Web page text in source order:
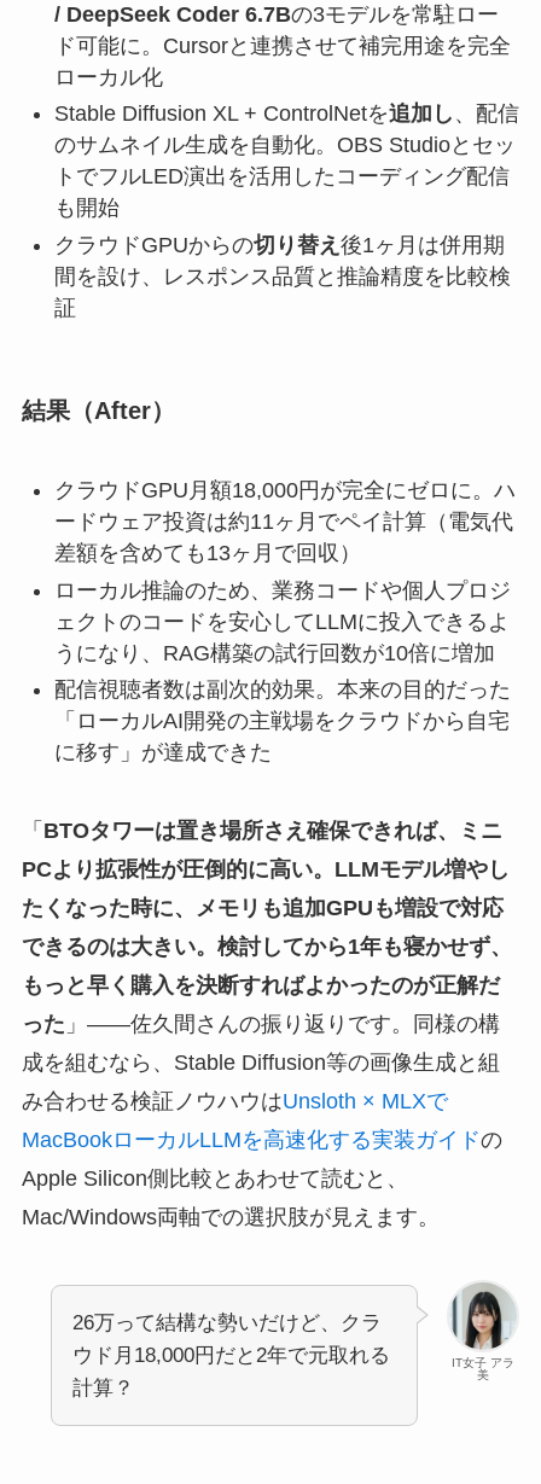
/ DeepSeek Coder 6.7Bの3モデルを常駐ロー
ド可能に。Cursorと連携させて補完用途を完全
ローカル化
Stable Diffusion XL + ControlNetを追加し 、配信
のサムネイル生成を自動化。OBS Studioとセッ
トでフルLED演出を活用したコーディング配信
も開始
クラウドGPUからの切り替え 後1ヶ月は併用期
間を設け、レスポンス品質と推論精度を比較検
証
結果（After）
クラウドGPU月額18,000円が完全にゼロに。ハ
ードウェア投資は約11ヶ月でペイ計算（電気代
差額を含めても13ヶ月で回収）
ローカル推論のため、業務コードや個人プロジ
ェクトのコードを安心してLLMに投入できるよ
うになり、RAG構築の試行回数が10倍に増加
配信視聴者数は副次的効果。本来の目的だった
「ローカルAI開発の主戦場をクラウドから自宅
に移す」が達成できた
「 BTOタワーは置き場所さえ確保できれば、ミニ
PCより拡張性が圧倒的に高い。LLMモデル増やし
たくなった時に、メモリも追加GPUも増設で対応
できるのは大きい。検討してから1年も寝かせず、
もっと早く購入を決断すればよかったのが正解だ
った 」——佐久間さんの振り返りです。同様の構
成を組むなら、Stable Diffusion等の画像生成と組
み合わせる検証ノウハウはUnsloth × MLXで
MacBookローカルLLMを高速化する実装ガイドの
Apple Silicon側比較とあわせて読むと、
Mac/Windows両軸での選択肢が見えます。
IT女子 アラ
美
26万って結構な勢いだけど、クラ
ウド月18,000円だと2年で元取れる
計算？